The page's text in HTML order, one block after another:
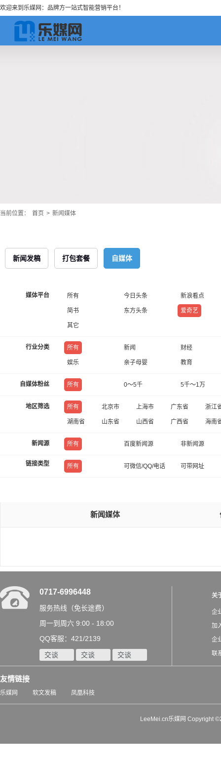
欢迎来到乐媒网：品牌方一站式智能营销平台！
当前位置： 首页 > 新闻媒体
新闻发稿 打包套餐 自媒体
媒体平台 所有 今日头条 新浪看点
简书 东方头条 爱奇艺
其它
行业分类 所有 新闻 财经
娱乐 亲子母婴 教育
自媒体粉丝 所有 0～5千 5千～1万
地区筛选 所有 北京市 上海市 广东省 浙江
湖南省 山东省 山西省 广西省 海南
新闻源 所有 百度新闻源 非新闻源
链接类型 所有 可微信/QQ/电话 可带网址
新闻媒体
0717-6996448
服务热线（免长途费）
周一到周六 9:00 - 18:00
QQ客服：421/2139
交谈 交谈 交谈
关
企
加
企
联
友情链接
乐媒网 软文发稿 凤凰科技
LeeMei.cn乐媒网 Copyright